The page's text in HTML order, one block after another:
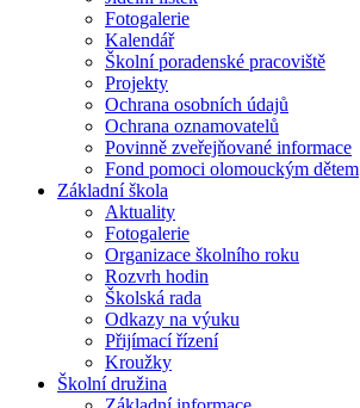
Fotogalerie
Kalendář
Školní poradenské pracoviště
Projekty
Ochrana osobních údajů
Ochrana oznamovatelů
Povinně zveřejňované informace
Fond pomoci olomouckým dětem
Základní škola
Aktuality
Fotogalerie
Organizace školního roku
Rozvrh hodin
Školská rada
Odkazy na výuku
Přijímací řízení
Kroužky
Školní družina